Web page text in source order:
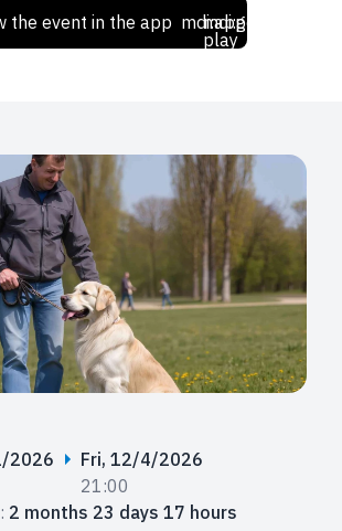
the event in the app mdi:apple
mdi:google-
play
2026
Fri, 12/4/2026
21:00
2 months 23 days 17 hours